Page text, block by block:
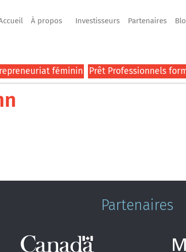
À propos Investisseurs Partenaires
féminin Prêt Professionnels
Partenaires